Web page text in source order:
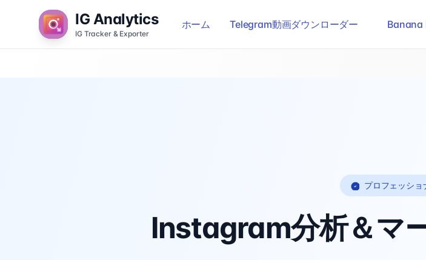
IG Analytics
IG Tracker & Exporter
ホーム Telegram動画ダウンローダー Banana
プロフェッショ
Instagram分析＆マ